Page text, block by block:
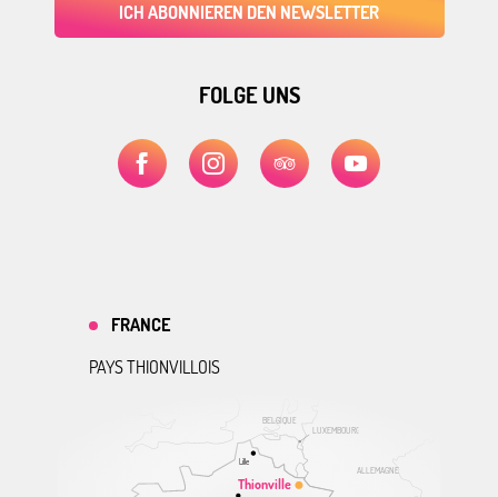
ICH ABONNIEREN DEN NEWSLETTER
FOLGE UNS
ALLEMAGNE
BELGIQUE
LUXEMBOURG
Thionville
Lille
FRANCE
PAYS THIONVILLOIS